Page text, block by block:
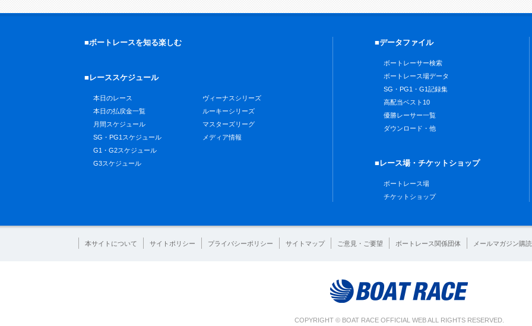
■ボートレースを知る楽しむ
■レーススケジュール
本日のレース
本日の払戻金一覧
月間スケジュール
SG・PG1スケジュール
G1・G2スケジュール
G3スケジュール
ヴィーナスシリーズ
ルーキーシリーズ
マスターズリーグ
メディア情報
■データファイル
ボートレーサー検索
ボートレース場データ
SG・PG1・G1記録集
高配当ベスト10
優勝レーサー一覧
ダウンロード・他
■レース場・チケットショップ
ボートレース場
チケットショップ
本サイトについて サイトポリシー プライバシーポリシー サイトマップ ご意見・ご要望 ボートレース関係団体 メールマガジン購読
COPYRIGHT © BOAT RACE OFFICIAL WEB ALL RIGHTS RESERVED.